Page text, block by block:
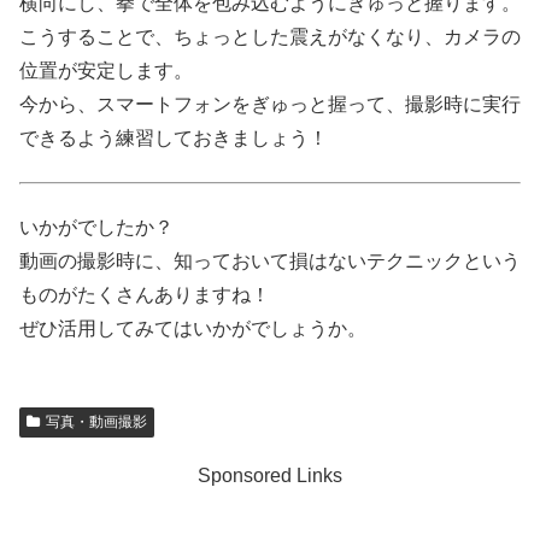
こうすることで、ちょっとした震えがなくなり、カメラの
位置が安定します。
今から、スマートフォンをぎゅっと握って、撮影時に実行
できるよう練習しておきましょう！
いかがでしたか？
動画の撮影時に、知っておいて損はないテクニックという
ものがたくさんありますね！
ぜひ活用してみてはいかがでしょうか。
写真・動画撮影
Sponsored Links